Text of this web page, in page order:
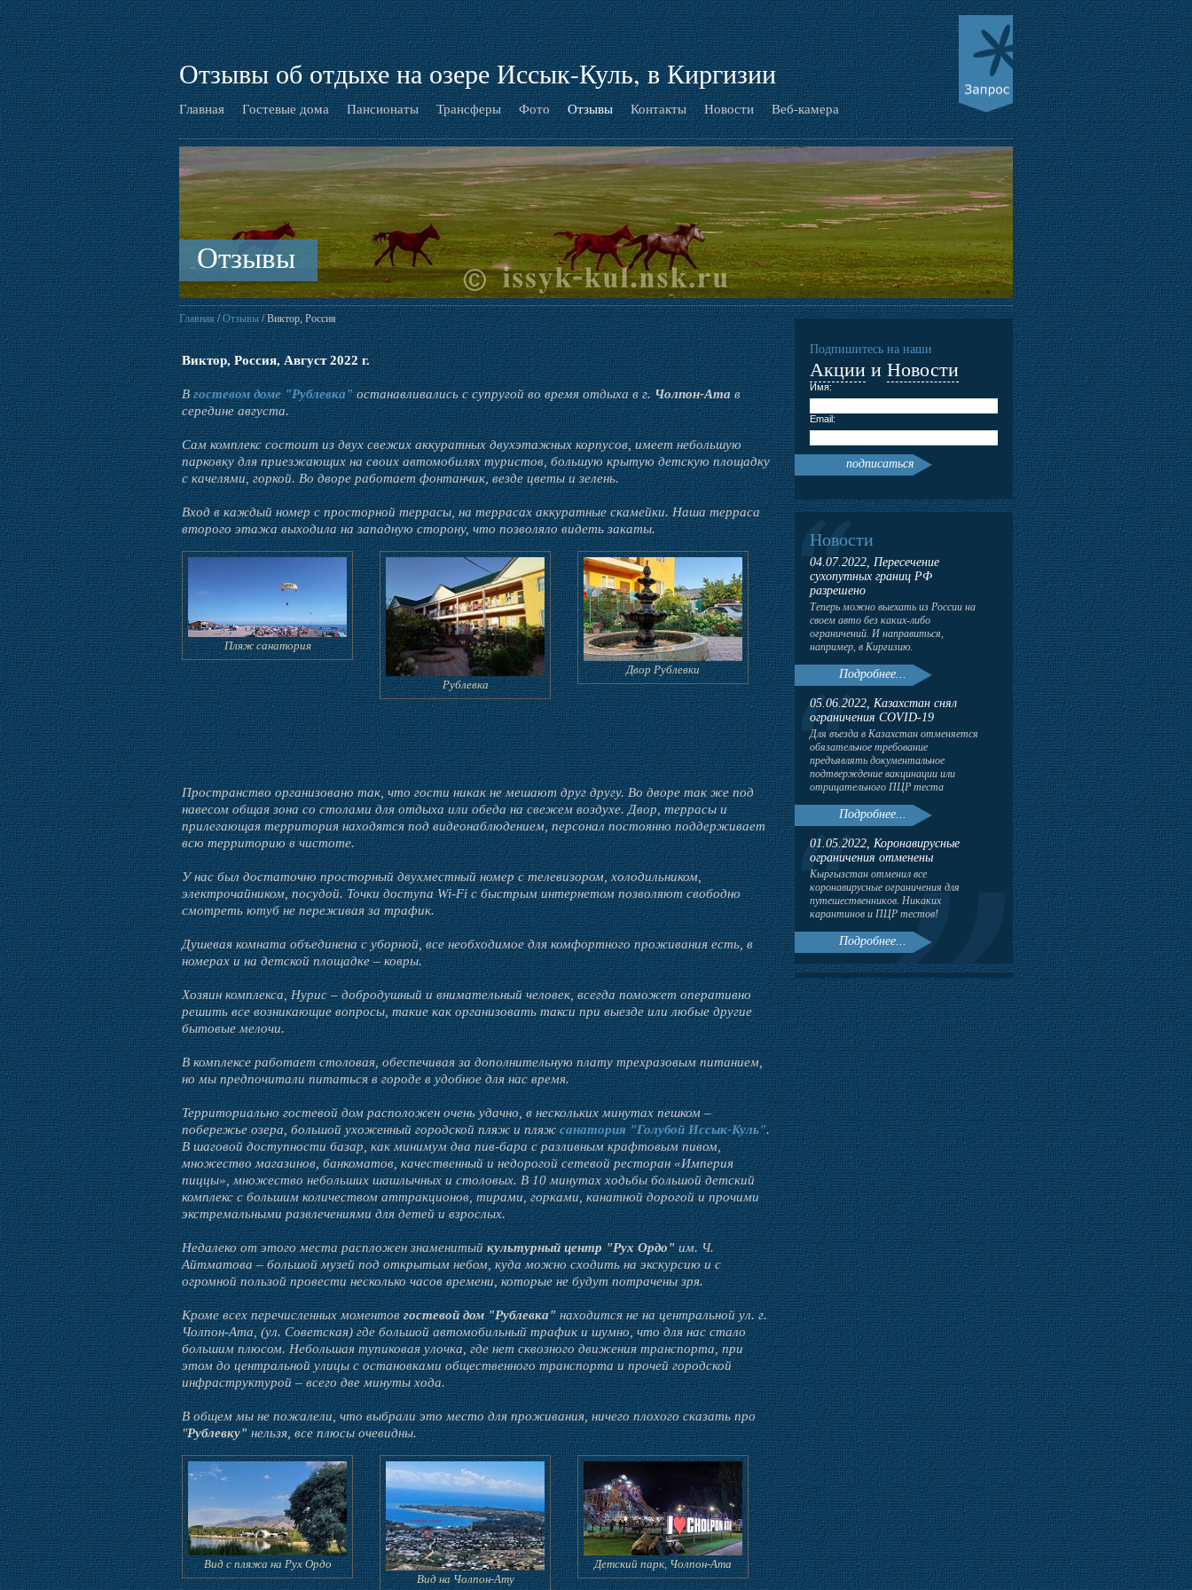
Отзывы об отдыхе на озере Иссык-Куль, в Киргизии
Главная Гостевые дома Пансионаты Трансферы Фото Отзывы Контакты Новости Веб-камера
Отзывы
Главная /Отзывы/ Виктор, Россия
Виктор, Россия, Август 2022 г.
В гостевом доме "Рублевка"останавливались с супругой во время отдыха в г. Чолпон-Ата в
середине августа.
Сам комплекс состоит из двух свежих аккуратных двухэтажных корпусов, имеет небольшую
парковку для приезжающих на своих автомобилях туристов, большую крытую детскую площадку
с качелями, горкой. Во дворе работает фонтанчик, везде цветы и зелень.
Вход в каждый номер с просторной террасы, на террасах аккуратные скамейки. Наша терраса
второго этажа выходила на западную сторону, что позволяло видеть закаты.
Пляж санатория
Рублевка
Двор Рублевки
Пространство организовано так, что гости никак не мешают друг другу. Во дворе так же под
навесом общая зона со столами для отдыха или обеда на свежем воздухе. Двор, террасы и
прилегающая территория находятся под видеонаблюдением, персонал постоянно поддерживает
всю территорию в чистоте.
У нас был достаточно просторный двухместный номер с телевизором, холодильником,
электрочайником, посудой. Точки доступа Wi-Fi с быстрым интернетом позволяют свободно
смотреть ютуб не переживая за трафик.
Душевая комната объединена с уборной, все необходимое для комфортного проживания есть, в
номерах и на детской площадке – ковры.
Хозяин комплекса, Нурис – добродушный и внимательный человек, всегда поможет оперативно
решить все возникающие вопросы, такие как организовать такси при выезде или любые другие
бытовые мелочи.
В комплексе работает столовая, обеспечивая за дополнительную плату трехразовым питанием,
но мы предпочитали питаться в городе в удобное для нас время.
Территориально гостевой дом расположен очень удачно, в нескольких минутах пешком –
побережье озера, большой ухоженный городской пляж и пляжсанатория "Голубой Иссык-Куль".
В шаговой доступности базар, как минимум два пив-бара с разливным крафтовым пивом,
множество магазинов, банкоматов, качественный и недорогой сетевой ресторан «Империя
пиццы», множество небольших шашлычных и столовых. В 10 минутах ходьбы большой детский
комплекс с большим количеством аттракционов, тирами, горками, канатной дорогой и прочими
экстремальными развлечениями для детей и взрослых.
Недалеко от этого места распложен знаменитый культурный центр "Рух Ордо" им. Ч.
Айтматова – большой музей под открытым небом, куда можно сходить на экскурсию и с
огромной пользой провести несколько часов времени, которые не будут потрачены зря.
Кроме всех перечисленных моментовгостевой дом "Рублевка"находится не на центральной ул. г.
Чолпон-Ата, (ул. Советская) где большой автомобильный трафик и шумно, что для нас стало
большим плюсом. Небольшая тупиковая улочка, где нет сквозного движения транспорта, при
этом до центральной улицы с остановками общественного транспорта и прочей городской
инфраструктурой – всего две минуты хода.
В общем мы не пожалели, что выбрали это место для проживания, ничего плохого сказать про
"Рублевку"нельзя, все плюсы очевидны.
Вид с пляжа на Рух Ордо
Вид на Чолпон-Ату
Детский парк, Чолпон-Ата
Подпишитесь на наши
Акциии Новости
Имя:
Email:
подписаться
Новости
04.07.2022, Пересечение
сухопутных границ РФ
разрешено
Теперь можно выехать из России на
своем авто без каких-либо
ограничений. И направиться,
например, в Киргизию.
Подробнее...
05.06.2022, Казахстан снял
ограничения COVID-19
Для въезда в Казахстан отменяется
обязательное требование
предъявлять документальное
подтверждение вакцинации или
отрицательного ПЦР теста
Подробнее...
01.05.2022, Коронавирусные
ограничения отменены
Кыргызстан отменил все
коронавирусные ограничения для
путешественников. Никаких
карантинов и ПЦР тестов!
Подробнее...